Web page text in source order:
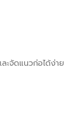
ะจัดแนวก่อได้ง่าย